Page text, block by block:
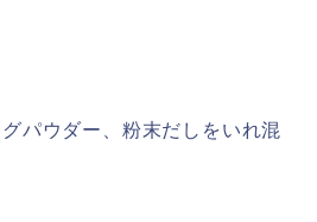
パウダー、粉末だしをいれ混